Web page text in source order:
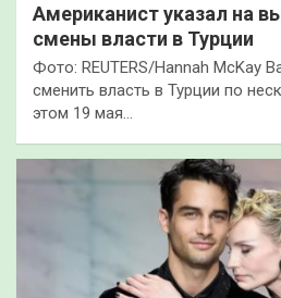
Американист указал на
смены власти в Турции
Фото: REUTERS/Hannah McKay
сменить власть в Турции по
этом 19 мая…